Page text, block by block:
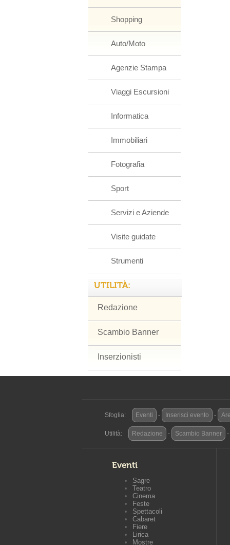
Shopping
Auto/Moto
Agenzie Stampa
Viaggi Escursioni
Informatica
Immobiliari
Fotografia
Sport
Servizi e Aziende
Visite guidate
Strumenti
UTILITÀ:
Redazione
Scambio Banner
Inserzionisti
Sfoglia: Eventi - Inserisci evento -
Utilità: Redazione - Scambio Banner -
Eventi
Sagre
Teatro
Cinema
Feste
Spettacoli
Cabaret
Fiere
Lirica
Mostre